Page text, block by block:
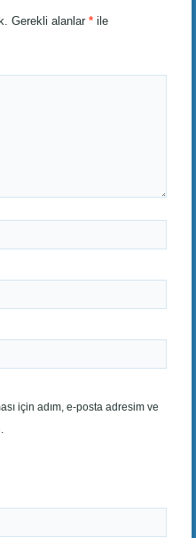
Gerekli alanlar* ile
için adım, e-posta adresim ve